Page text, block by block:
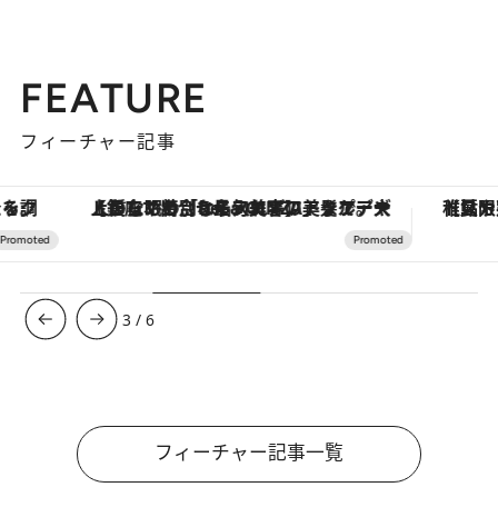
FEATURE
フィーチャー記事
【銀座で出合う最旬美容】美髪ケアや上質な眠り…セルフケアのアップデートから、特別な名入れギフトまで。大人のための「ReFa GINZA」クルーズ 【夏限定ディナーコース】旬
3 /6
フィーチャー記事一覧